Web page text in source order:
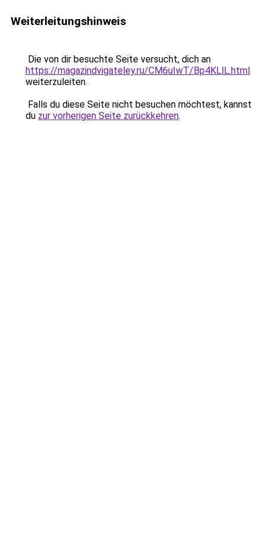
Weiterleitungshinweis
Die von dir besuchte Seite versucht, dich an
https://magazindvigateley.ru/CM6uIwT/Bp4KLlL.html
weiterzuleiten.
Falls du diese Seite nicht besuchen möchtest, kannst
du zur vorherigen Seite zurückkehren.